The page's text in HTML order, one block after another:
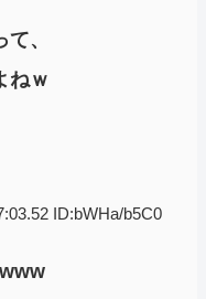
、
ねｗ
ID:bWHa/b5C0